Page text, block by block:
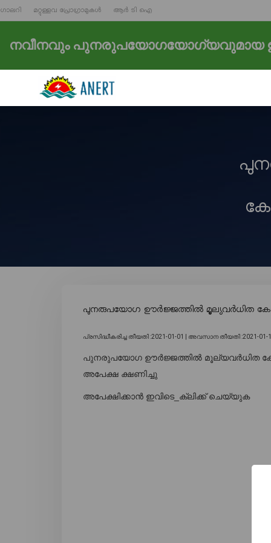
ഗാലറി മറ്റുള്ളവ പ്രോഗ്രാമുകൾ ആർ ടി ഐ
നവീനവും പുനരുപയോഗയോഗ്യവുമായ
പുനരുപയോഗ ഊർജ്ജത്തിൽ മൂല്യവർധിത
പ്രസിദ്ധീകരിച്ച തീയതി :2021-01-01 | അവസാന തീയതി :2021-01-
പുനരുപയോഗ ഊർജ്ജത്തിൽ മൂല്യവർധിത
അപേക്ഷ ക്ഷണിച്ചു
അപേക്ഷിക്കാൻ ഇവിടെ_ക്ലിക്ക് ചെയ്യുക